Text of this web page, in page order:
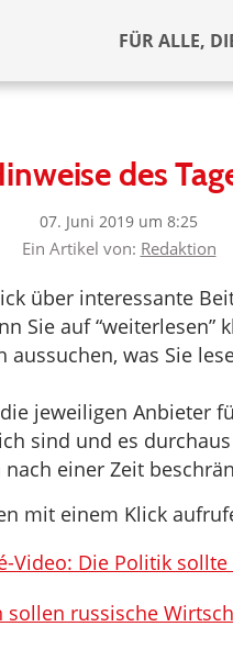
FÜR ALLE,
des
07. Juni 2019 um 8:25
Ein Artikel von: Redaktion
über interessante
Sie auf “weiterlesen”
was Sie
jeweiligen Anbieter
sind und es
einer Zeit
mit einem Klick
Video: Die Politik
sollen russische